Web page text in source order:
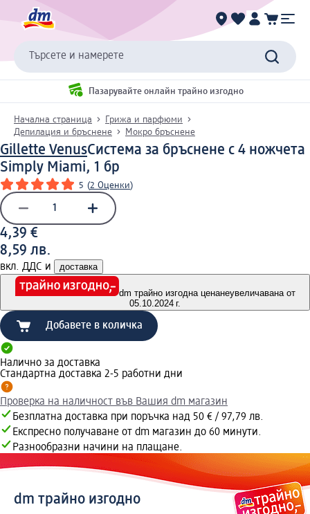
Търсете и намерете
Пазарувайте онлайн трайно изгодно
Начална страница
Грижа и парфюми
Депилация и бръснене
Мокро бръснене
Gillette VenusСистема за бръснене с 4 ножчета
Simply Miami, 1 бр
5 (2 Оценки)
4,39 €
8,59 лв.
вкл. ДДС и доставка
dm трайно изгодна ценанеувеличавана от
05.10.2024 г.
Добавете в количка
Налично за доставка
Стандартна доставка 2-5 работни дни
Проверка на наличност във Вашия dm магазин
Безплатна доставка при поръчка над 50 € / 97,79 лв.
Експресно получаване от dm магазин до 60 минути.
Разнообразни начини на плащане.
dm трайно изгодно